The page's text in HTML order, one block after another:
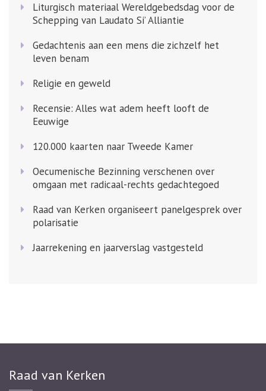
Liturgisch materiaal Wereldgebedsdag voor de
Schepping van Laudato Si’ Alliantie
Gedachtenis aan een mens die zichzelf het
leven benam
Religie en geweld
Recensie: Alles wat adem heeft looft de
Eeuwige
120.000 kaarten naar Tweede Kamer
Oecumenische Bezinning verschenen over
omgaan met radicaal-rechts gedachtegoed
Raad van Kerken organiseert panelgesprek over
polarisatie
Jaarrekening en jaarverslag vastgesteld
Raad van Kerken